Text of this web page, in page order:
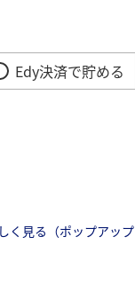
Edy決済で貯める
く見る（ポップアップ